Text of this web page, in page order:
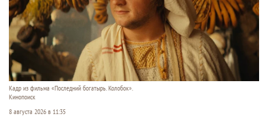
Кадр из фильма «Последний богатырь. Колобок».
Кинопоиск
8 августа 2026 в 11:35